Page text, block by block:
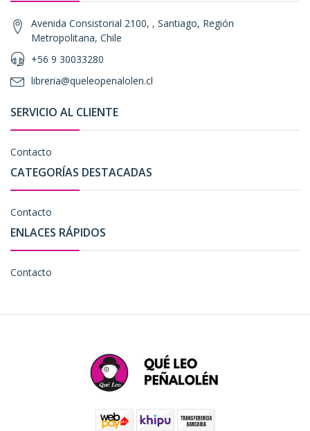
Avenida Consistorial 2100, , Santiago, Región
Metropolitana, Chile
+56 9 30033280
libreria@queleopenalolen.cl
SERVICIO AL CLIENTE
Contacto
CATEGORÍAS DESTACADAS
Contacto
ENLACES RÁPIDOS
Contacto